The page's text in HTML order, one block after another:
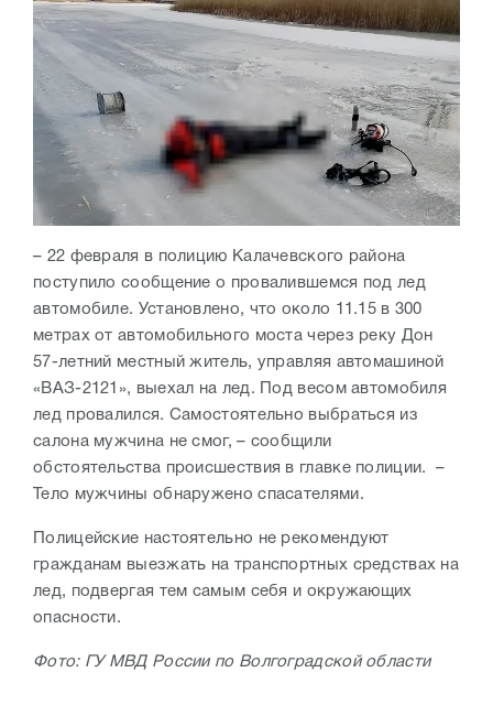
– 22 февраля в полицию Калачевского района
поступило сообщение о провалившемся под лед
автомобиле. Установлено, что около 11.15 в 300
метрах от автомобильного моста через реку Дон
57-летний местный житель, управляя автомашиной
«ВАЗ-2121», выехал на лед. Под весом автомобиля
лед провалился. Самостоятельно выбраться из
салона мужчина не смог, – сообщили
обстоятельства происшествия в главке полиции. –
Тело мужчины обнаружено спасателями.
Полицейские настоятельно не рекомендуют
гражданам выезжать на транспортных средствах на
лед, подвергая тем самым себя и окружающих
опасности.
Фото: ГУ МВД России по Волгоградской области